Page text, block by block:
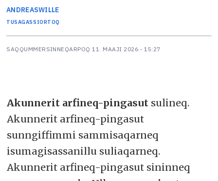
ANDREASWILLE
TUSAGASSIORTOQ
SAQQUMMERSINNEQARPOQ 11. MAAJI 2026 - 15:27
Akunnerit arfineq-pingasutsulineq.
Akunnerit arfineq-pingasut
sunngiffimmi sammisaqarneq
isumagisassanillu suliaqarneq.
Akunnerit arfineq-pingasut sininneq